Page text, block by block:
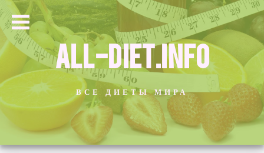
ALL-DIET.INFO
ВСЕ ДИЕТЫ МИРА